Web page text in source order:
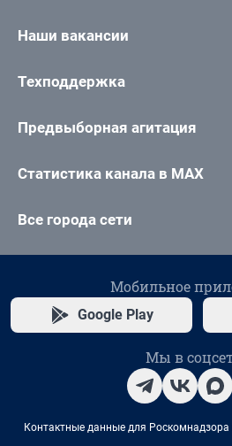
Наши вакансии
Техподдержка
Предвыборная агитация
Статистика канала в MAX
Все города сети
Мобильное
Google Play
Мы в
Контактные данные для Роскомнадзора